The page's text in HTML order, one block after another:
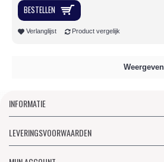
BESTELLEN
Verlanglijst Product vergelijk
INFORMATIE
LEVERINGSVOORWAARDEN